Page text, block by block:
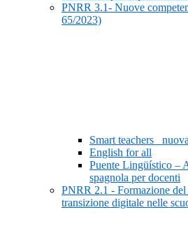
PNRR 3.1- Nuove
65/2023)
Smart teachers_
English for all
Puente Lingüístico –
spagnola per docenti
PNRR 2.1 - Formazione del
transizione digitale nelle